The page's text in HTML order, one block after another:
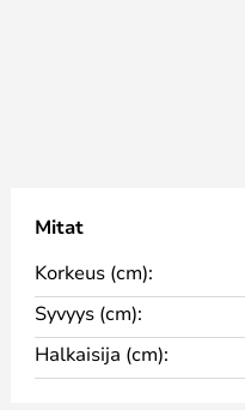
Mitat
Korkeus (cm):
Syvyys (cm):
Halkaisija (cm):